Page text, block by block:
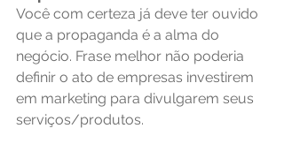
Você com certeza já deve ter ouvido
que a propaganda é a alma do
negócio. Frase melhor não poderia
definir o ato de empresas investirem
em marketing para divulgarem seus
serviços/produtos.